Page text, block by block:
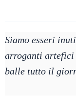
Siamo esseri
arroganti artefici
balle tutto il